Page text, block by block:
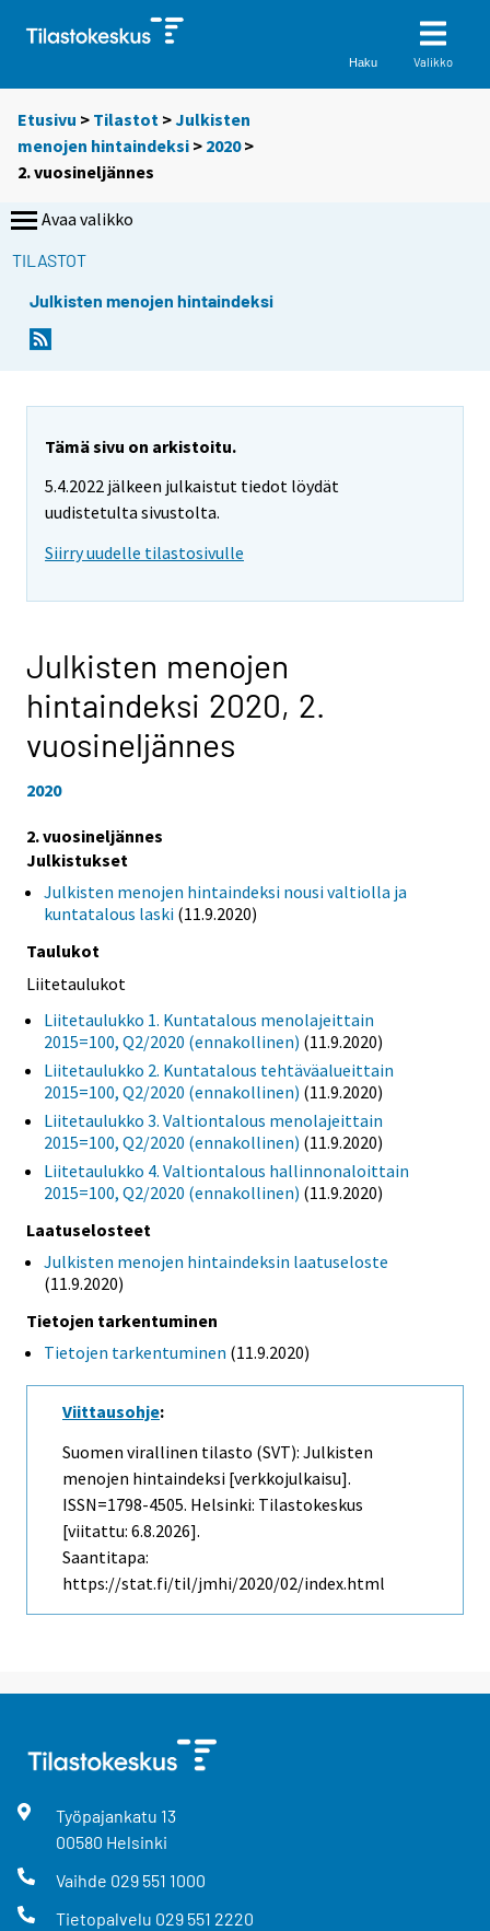
Haku Valikko
Etusivu > Tilastot >Julkisten
menojen hintaindeksi > 2020>
2. vuosineljännes
Avaa valikko
TILASTOT
Julkisten menojen hintaindeksi
Tämä sivu on arkistoitu.
5.4.2022 jälkeen julkaistut tiedot löydät
uudistetulta sivustolta.
Siirry uudelle tilastosivulle
Julkisten menojen
hintaindeksi 2020, 2.
vuosineljännes
2020
2. vuosineljännes
Julkistukset
Julkisten menojen hintaindeksi nousi valtiolla ja
kuntatalous laski (11.9.2020)
Taulukot
Liitetaulukot
Liitetaulukko 1. Kuntatalous menolajeittain
2015=100, Q2/2020 (ennakollinen) (11.9.2020)
Liitetaulukko 2. Kuntatalous tehtäväalueittain
2015=100, Q2/2020 (ennakollinen) (11.9.2020)
Liitetaulukko 3. Valtiontalous menolajeittain
2015=100, Q2/2020 (ennakollinen) (11.9.2020)
Liitetaulukko 4. Valtiontalous hallinnonaloittain
2015=100, Q2/2020 (ennakollinen) (11.9.2020)
Laatuselosteet
Julkisten menojen hintaindeksin laatuseloste
(11.9.2020)
Tietojen tarkentuminen
Tietojen tarkentuminen (11.9.2020)
Viittausohje:
Suomen virallinen tilasto (SVT): Julkisten
menojen hintaindeksi [verkkojulkaisu].
ISSN=1798-4505. Helsinki: Tilastokeskus
[viitattu: 6.8.2026].
Saantitapa:
https://stat.fi/til/jmhi/2020/02/index.html
Työpajankatu 13
00580 Helsinki
Vaihde 029 551 1000
Tietopalvelu 029 551 2220